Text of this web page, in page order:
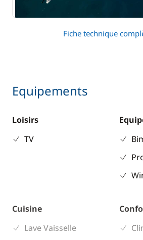
Fiche technique
Equipements
Loisirs
TV
Cuisine
Lave Vaisselle